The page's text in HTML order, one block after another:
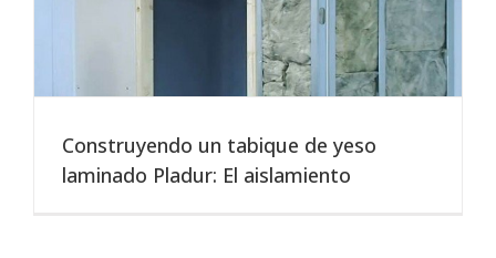
Construyendo un tabique de yeso
laminado Pladur: El aislamiento